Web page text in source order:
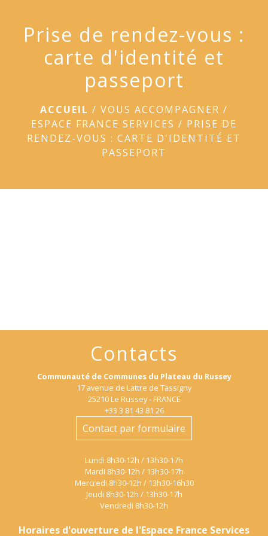
Prise de rendez-vous :
carte d'identité et
passeport
ACCUEIL / VOUS ACCOMPAGNER /
ESPACE FRANCE SERVICES / PRISE DE
RENDEZ-VOUS : CARTE D'IDENTITÉ ET
PASSEPORT
Contacts
Communauté de Communes du Plateau du Russey
17 avenue de Lattre de Tassigny
25210 Le Russey - FRANCE
+33 3 81 43 81 26
Contact par formulaire
Lundi 8h30-12h / 13h30-17h
Mardi 8h30-12h / 13h30-17h
Mercredi 8h30-12h / 13h30-16h30
Jeudi 8h30-12h / 13h30-17h
Vendredi 8h30-12h
Horaires d'ouverture de l'Espace France Services